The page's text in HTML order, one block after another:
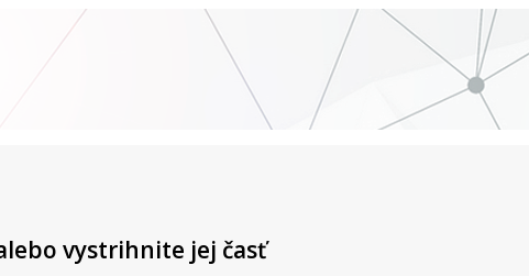
vystrihnite jej časť